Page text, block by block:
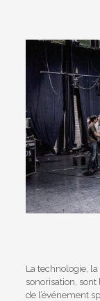
La technologie,
sonorisation,
de l’événement